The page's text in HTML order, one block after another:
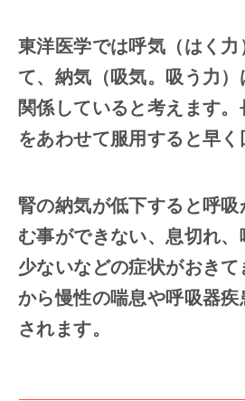
東洋医学では呼気（はく力
て、納気（吸気。吸う力
関係していると考えます
をあわせて服用すると早く
腎の納気が低下すると呼
む事ができない、息切れ
少ないなどの症状がおきて
から慢性の喘息や呼吸器疾
されます。